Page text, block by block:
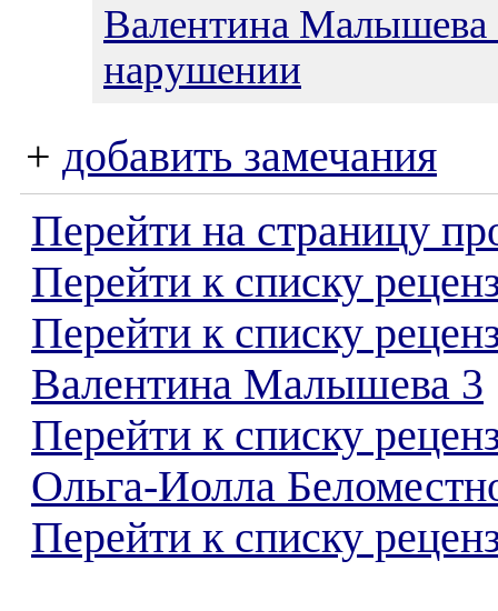
Валентина Малышева
нарушении
+ добавить замечания
Перейти на страницу
Перейти к списку
Перейти к списку
Валентина Малышева 3
Перейти к списку
Ольга-Иолла
Перейти к списку